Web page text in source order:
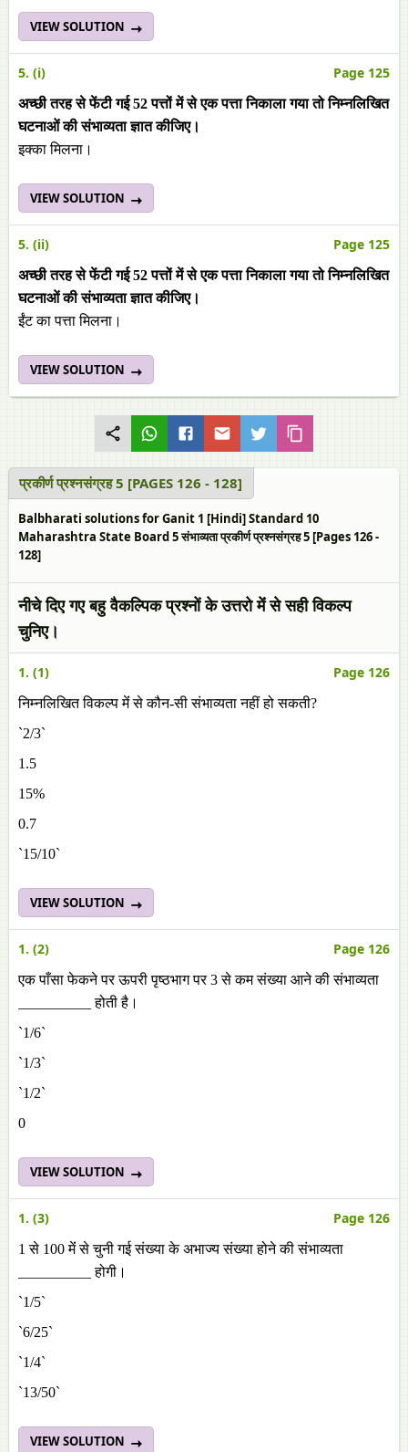
VIEW SOLUTION
5. (i) Page 125
अच्छी तरह से फेंटी गई 52 पत्तों में से एक पत्ता निकाला गया तो निम्नलिखित
घटनाओं की संभाव्यता ज्ञात कीजिए।
इक्का मिलना।
VIEW SOLUTION
5. (ii) Page 125
अच्छी तरह से फेंटी गई 52 पत्तों में से एक पत्ता निकाला गया तो निम्नलिखित
घटनाओं की संभाव्यता ज्ञात कीजिए।
ईंट का पत्ता मिलना।
VIEW SOLUTION
प्रकीर्ण प्रश्नसंग्रह 5 [PAGES 126 - 128]
Balbharati solutions for Ganit 1 [Hindi] Standard 10
Maharashtra State Board 5 संभाव्यता प्रकीर्ण प्रश्नसंग्रह 5 [Pages 126 -
128]
नीचे दिए गए बहु वैकल्पिक प्रश्नों के उत्तरो मेंं से सही विकल्प
चुनिए।
1. (1) Page 126
निम्नलिखित विकल्प मेंं से कौन-सी संभाव्यता नहीं हो सकती?
`2/3`
1.5
15%
0.7
`15/10`
VIEW SOLUTION
1. (2) Page 126
एक पाँसा फेकने पर ऊपरी पृष्ठभाग पर 3 से कम संख्या आने की संभाव्यता
__________ होती है।
`1/6`
`1/3`
`1/2`
0
VIEW SOLUTION
1. (3) Page 126
1 से 100 मेंं से चुनी गई संख्या के अभाज्य संख्या होने की संभाव्यता
__________ होगी।
`1/5`
`6/25`
`1/4`
`13/50`
VIEW SOLUTION